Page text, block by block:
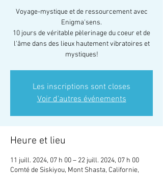
Voyage-mystique et de ressourcement avec
Enigma'sens.
10 jours de véritable pèlerinage du coeur et de
l'âme dans des lieux hautement vibratoires et
mystiques!
Les inscriptions sont closes
Voir d'autres événements
Heure et lieu
11 juill. 2024, 07 h 00 – 22 juill. 2024, 07 h 00
Comté de Siskiyou, Mont Shasta, Californie,